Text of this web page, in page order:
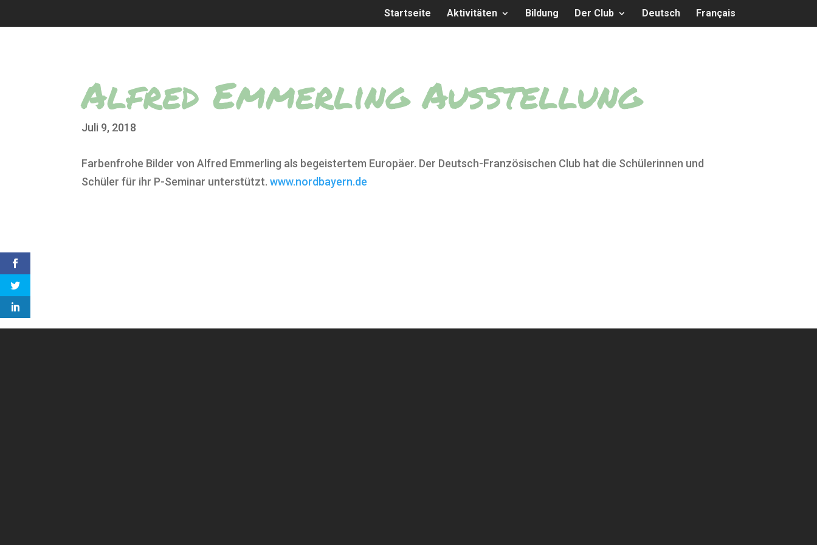
Startseite Aktivitäten Bildung Der Club Deutsch Français
Alfred Emmerling Ausstellung
Juli 9, 2018
Farbenfrohe Bilder von Alfred Emmerling als begeistertem Europäer. Der Deutsch-Französischen Club hat die Schülerinnen und
Schüler für ihr P-Seminar unterstützt.www.nordbayern.de